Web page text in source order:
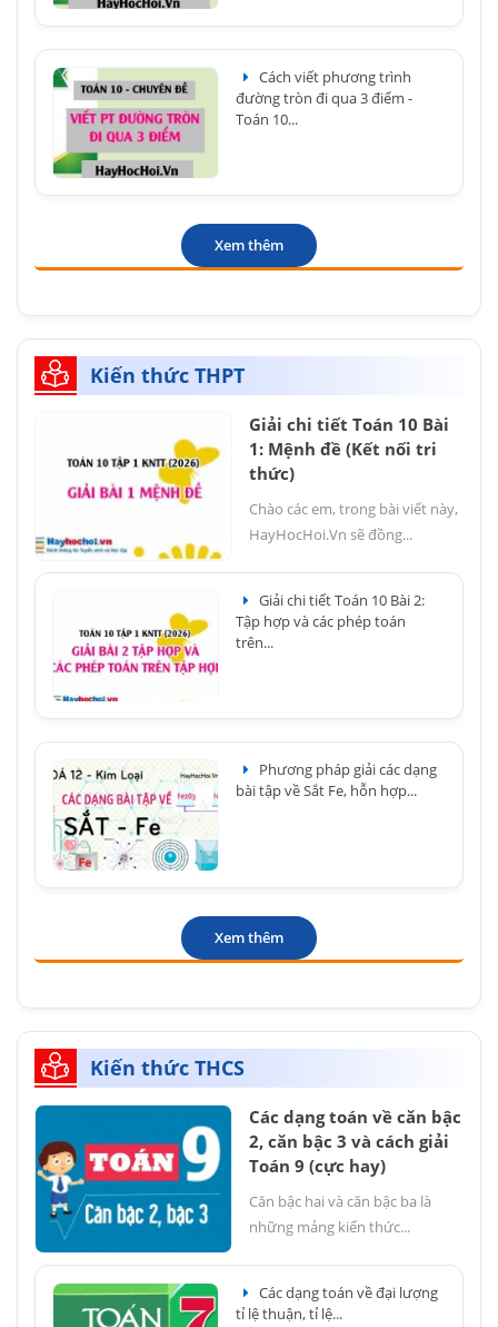
Cách viết phương trình
đường tròn đi qua 3 điểm -
Toán 10...
Xem thêm
Kiến thức THPT
Giải chi tiết Toán 10 Bài
1: Mệnh đề (Kết nối tri
thức)
Chào các em, trong bài viết này,
HayHocHoi.Vn sẽ đồng...
Giải chi tiết Toán 10 Bài 2:
Tập hợp và các phép toán
trên...
Phương pháp giải các dạng
bài tập về Sắt Fe, hỗn hợp...
Xem thêm
Kiến thức THCS
Các dạng toán về căn bậc
2, căn bậc 3 và cách giải
Toán 9 (cực hay)
Căn bậc hai và căn bậc ba là
những mảng kiến thức...
Các dạng toán về đại lượng
tỉ lệ thuận, tỉ lệ...